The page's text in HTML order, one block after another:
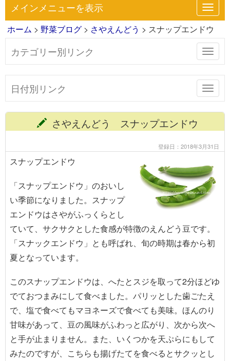
メインメニューを表示
ホーム > 野菜ブログ > さやえんどう > スナップエンドウ
カテゴリー別リンク
日付別リンク
さやえんどう スナップエンドウ
登録日：2018年3月31日
スナップエンドウ
「スナップエンドウ」のおいし
い季節になりました。スナップ
エンドウはさやがふっくらとし
ていて、サクサクとした食感が特徴のえんどう豆です。
「スナックエンドウ」とも呼ばれ、旬の時期は春から初
夏となっています。
このスナップエンドウは、へたとスジを取って2分ほどゆ
でておつまみにして食べました。パリッとした歯ごたえ
で、塩で食べてもマヨネーズで食べても美味。ほんのり
甘味があって、豆の風味がふわっと広がり、次から次へ
と手が止まりません。また、いくつかを天ぷらにもして
みたのですが、こちらも揚げたてを食べるとサクッとし